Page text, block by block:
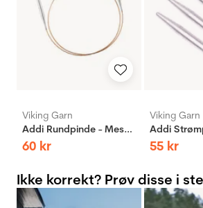
Viking Garn
Addi Rundpinde - Messing
60 kr
Viking Garn
55 kr
Ikke korrekt? Prøv disse i